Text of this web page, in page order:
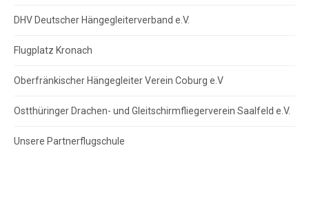
DHV Deutscher Hängegleiterverband e.V.
Flugplatz Kronach
Oberfränkischer Hängegleiter Verein Coburg e.V
Ostthüringer Drachen- und Gleitschirmfliegerverein Saalfeld e.V.
Unsere Partnerflugschule